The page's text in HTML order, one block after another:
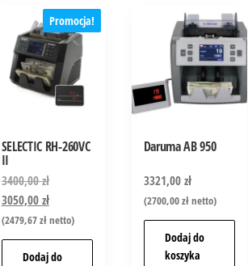
Promocja!
SELECTIC RH-260VC
II
3400,00zł
3050,00zł
(2479,67złnetto)
Dodaj do
Daruma AB 950
3321,00zł
(2700,00złnetto)
Dodaj do
koszyka